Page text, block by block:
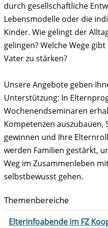
durch gesellschaftliche
Lebensmodelle oder die
Kinder. Wie gelingt der
gelingen? Welche Wege
Vater zu stärken?
Unsere Angebote geben
Unterstützung: In
Wochenendseminaren
Kompetenzen auszubauen,
gewinnen und Ihre
werden Familien gestärkt,
Weg im Zusammenleben
selbstbewusst gehen.
Themenbereiche
Elterinfoabende im FZ